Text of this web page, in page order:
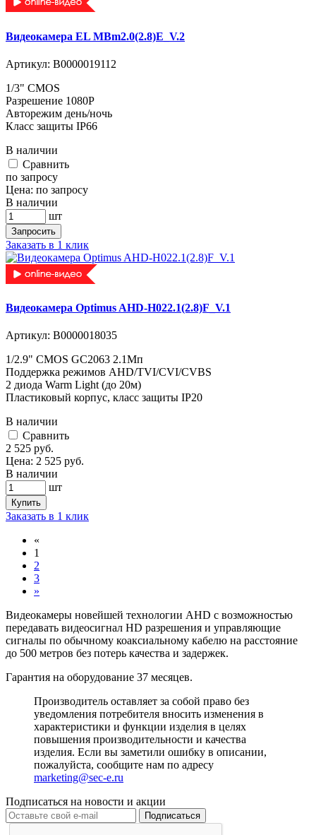
Видеокамера EL MBm2.0(2.8)E_V.2
Артикул: В0000019112
1/3" CMOS
Разрешение 1080P
Авторежим день/ночь
Класс защиты IP66
В наличии
Cравнить
по запросу
Цена: по запросу
В наличии
шт
Запросить
Заказать в 1 клик
Видеокамера Optimus AHD-H022.1(2.8)F_V.1
Артикул: В0000018035
1/2.9" CMOS GC2063 2.1Мп
Поддержка режимов AHD/TVI/CVI/CVBS
2 диода Warm Light (до 20м)
Пластиковый корпус, класс защиты IP20
В наличии
Cравнить
2 525 руб.
Цена: 2 525 руб.
В наличии
шт
Купить
Заказать в 1 клик
«
1
2
3
»
Видеокамеры новейшей технологии AHD с возможностью
передавать видеосигнал HD разрешения и управляющие
сигналы по обычному коаксиальному кабелю на расстояние
до 500 метров без потерь качества и задержек.
Гарантия на оборудование 37 месяцев.
Производитель оставляет за собой право без
уведомления потребителя вносить изменения в
характеристики и функции изделия в целях
повышения производительности и качества
изделия. Если вы заметили ошибку в описании,
пожалуйста, сообщите нам по адресу
marketing@sec-e.ru
Подписаться на новости и акции
Подписаться